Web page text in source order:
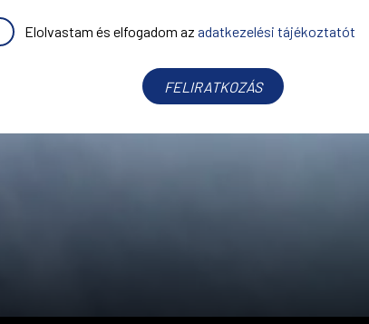
Elolvastam és elfogadom az adatkezelési tájékoztatót
FELIRATKOZÁS